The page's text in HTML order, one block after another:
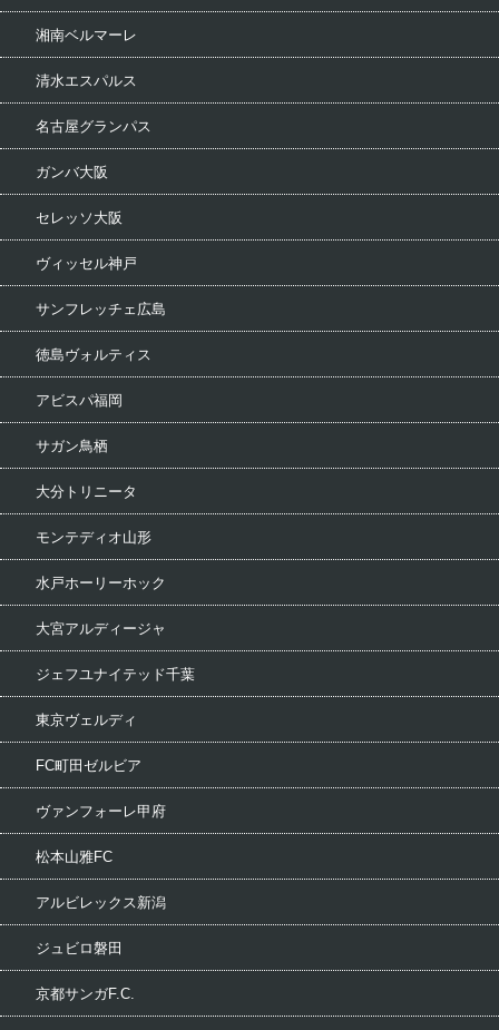
湘南ベルマーレ
清水エスパルス
名古屋グランパス
ガンバ大阪
セレッソ大阪
ヴィッセル神戸
サンフレッチェ広島
徳島ヴォルティス
アビスパ福岡
サガン鳥栖
大分トリニータ
モンテディオ山形
水戸ホーリーホック
大宮アルディージャ
ジェフユナイテッド千葉
東京ヴェルディ
FC町田ゼルビア
ヴァンフォーレ甲府
松本山雅FC
アルビレックス新潟
ジュビロ磐田
京都サンガF.C.